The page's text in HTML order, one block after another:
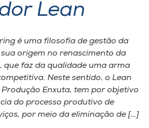
Lean
é uma filosofia de gestão da
origem no renascimento da
que faz da qualidade uma arma
Neste sentido, o Lean
Enxuta, tem por objetivo
do processo produtivo de
por meio da eliminação de […]